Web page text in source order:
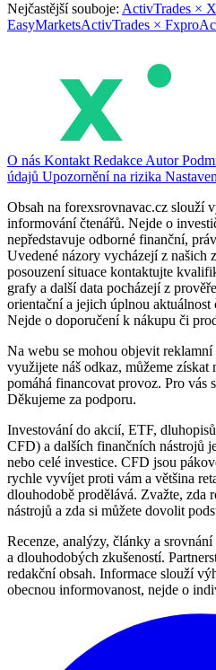
Nejčastější souboje: ActivTrades ×
EasyMarketsActivTrades × Fxpro
O nás Kontakt Redakce Autor
údajů Upozornění na rizika
Obsah na forexsrovnavac.cz slouží
informování čtenářů. Nejde o
nepředstavuje odborné finanční,
Uvedené názory vycházejí z našich
posouzení situace kontaktujte
grafy a další data pocházejí z
orientační a jejich úplnou aktuálnost
Nejde o doporučení k nákupu či
Na webu se mohou objevit
využijete náš odkaz, můžeme
pomáhá financovat provoz. Pro vás
Děkujeme za podporu.
Investování do akcií, ETF,
CFD) a dalších finančních nástrojů
nebo celé investice. CFD jsou
rychle vyvíjet proti vám a většina
dlouhodobě prodělává. Zvažte, zda
nástrojů a zda si můžete dovolit
Recenze, analýzy, články a
a dlouhodobých zkušeností.
redakční obsah. Informace slouží
obecnou informovanost, nejde o